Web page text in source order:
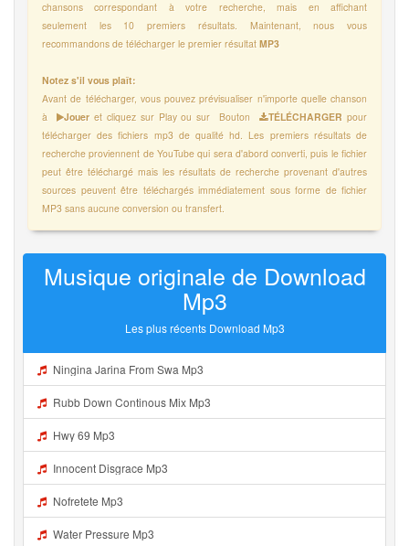
chansons correspondant à votre recherche, mais en affichant
seulement les 10 premiers résultats. Maintenant, nous vous
recommandons de télécharger le premier résultat MP3
Notez s'il vous plaît:
Avant de télécharger, vous pouvez prévisualiser n'importe quelle chanson
à
Jouer et cliquez sur Play ou sur Bouton TÉLÉCHARGERpour
télécharger des fichiers mp3 de qualité hd. Les premiers résultats de
recherche proviennent de YouTube qui sera d'abord converti, puis le fichier
peut être téléchargé mais les résultats de recherche provenant d'autres
sources peuvent être téléchargés immédiatement sous forme de fichier
MP3 sans aucune conversion ou transfert.
Musique originale de Download
Mp3
Les plus récents Download Mp3
Ningina Jarina From Swa Mp3
Rubb Down Continous Mix Mp3
Hwy 69 Mp3
Innocent Disgrace Mp3
Nofretete Mp3
Water Pressure Mp3